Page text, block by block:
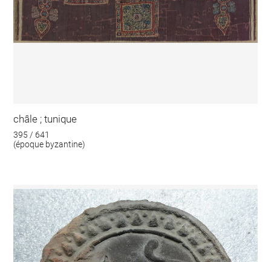
châle ; tunique
395 / 641
(époque byzantine)